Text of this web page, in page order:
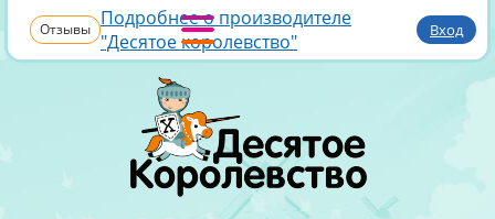
Отзывы Подробнее о производителе
"Десятое королевство"
Вход